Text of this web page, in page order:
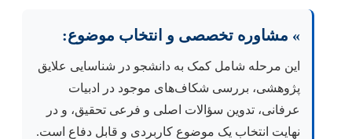
» مشاوره تخصصی و انتخاب موضوع:
این مرحله شامل کمک به دانشجو در شناسایی علایق
پژوهشی، بررسی شکاف‌های موجود در ادبیات
عرفانی، تدوین سؤالات اصلی و فرعی تحقیق، و در
نهایت انتخاب یک موضوع کاربردی و قابل دفاع است.